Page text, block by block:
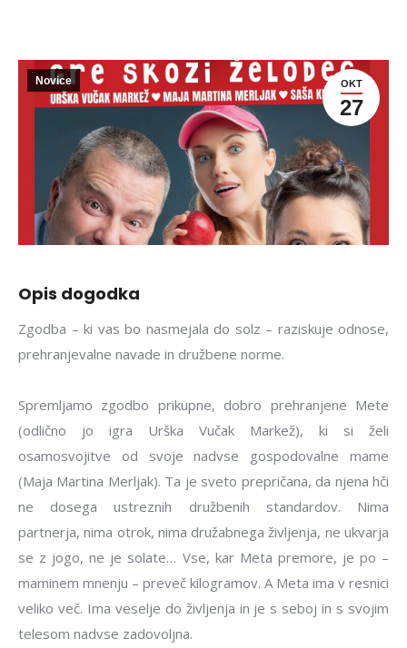
OKT
27
Novice
Opis dogodka
Zgodba – ki vas bo nasmejala do solz – raziskuje odnose,
prehranjevalne navade in družbene norme.
Spremljamo zgodbo prikupne, dobro prehranjene Mete
(odlično jo igra Urška Vučak Markež), ki si želi
osamosvojitve od svoje nadvse gospodovalne mame
(Maja Martina Merljak). Ta je sveto prepričana, da njena hči
ne dosega ustreznih družbenih standardov. Nima
partnerja, nima otrok, nima družabnega življenja, ne ukvarja
se z jogo, ne je solate… Vse, kar Meta premore, je po –
maminem mnenju – preveč kilogramov. A Meta ima v resnici
veliko več. Ima veselje do življenja in je s seboj in s svojim
telesom nadvse zadovoljna.